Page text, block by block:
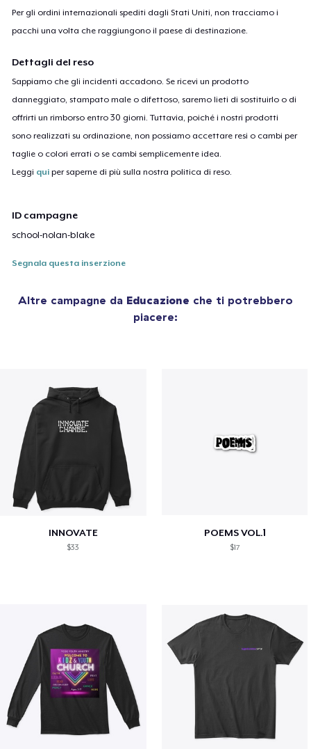
Per gli ordini internazionali spediti dagli Stati Uniti, non tracciamo i
pacchi una volta che raggiungono il paese di destinazione.
Dettagli del reso
Sappiamo che gli incidenti accadono. Se ricevi un prodotto
danneggiato, stampato male o difettoso, saremo lieti di sostituirlo o di
offrirti un rimborso entro 30 giorni. Tuttavia, poiché i nostri prodotti
sono realizzati su ordinazione, non possiamo accettare resi o cambi per
taglie o colori errati o se cambi semplicemente idea.
Leggi qui per saperne di più sulla nostra politica di reso.
ID campagne
school-nolan-blake
Segnala questa inserzione
Altre campagne da Educazione che ti potrebbero
piacere:
INNOVATE
$33
POEMS VOL.1
$17